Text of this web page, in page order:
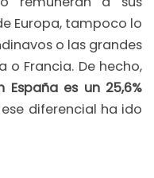
Europa, tampoco lo
o las grandes
Francia. De hecho,
es un 25,6%
diferencial ha ido